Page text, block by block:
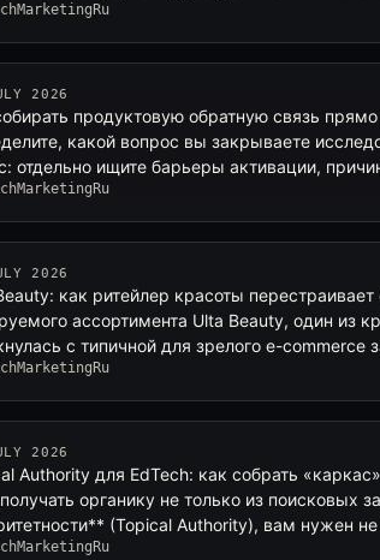
2026
продуктовую обратную связь
какой вопрос вы закрываете
отдельно ищите барьеры активации,
2026
как ритейлер красоты
ассортимента Ulta Beauty, один из
с типичной для зрелого e-commerce
2026
Authority для EdTech: как собрать
органику не только из поисковых
(Topical Authority), вам нужен